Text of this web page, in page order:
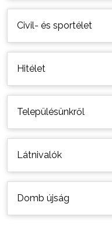
Civil- és sportélet
Hitélet
Településünkről
Látnivalók
Domb újság